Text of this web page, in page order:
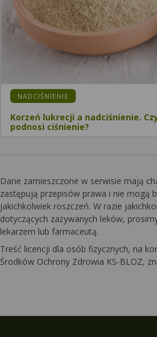
KATEGORIA:
NADCIŚNIENIE
Korzeń lukrecji a nadciśnienie.
podnosi ciśnienie?
Dane zamieszczone w serwisie mają
zastępują przepisów prawa i nie mogą
jakichkolwiek roszczeń. W razie
dotyczących zażywanych leków,
lekarzem lub farmaceutą.
Treść licencji dla osób fizycznych, na
Środków Ochrony Zdrowia KS-BLOZ,